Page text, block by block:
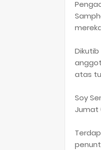
atas
Soy
Jumat